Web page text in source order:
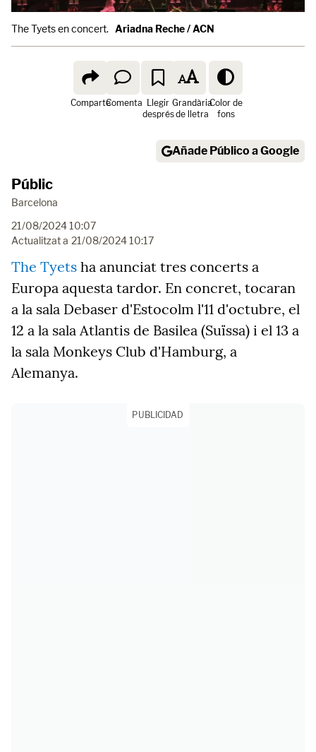
The Tyets en concert. Ariadna Reche / ACN
ComparteComenta Llegir
després
Grandària
de lletra
Color de
fons
Añade Público a Google
Públic
Barcelona
21/08/2024 10:07
Actualitzat a 21/08/2024 10:17
The Tyets ha anunciat tres concerts a
Europa aquesta tardor. En concret, tocaran
a la sala Debaser d'Estocolm l'11 d'octubre, el
12 a la sala Atlantis de Basilea (Suïssa) i el 13 a
la sala Monkeys Club d'Hamburg, a
Alemanya.
PUBLICIDAD